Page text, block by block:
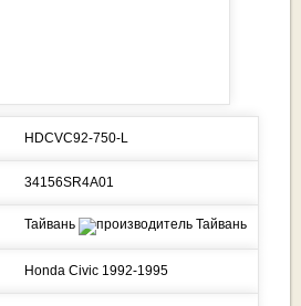
HDCVC92-750-L
34156SR4A01
Тайвань
Honda Civic 1992-1995